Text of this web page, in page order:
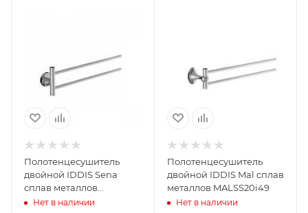
Полотенцесушитель
двойной IDDIS Sena
сплав металлов
SENSS20i49
Нет в наличии
Полотенцесушитель
двойной IDDIS Mal сплав
металлов MALSS20i49
Нет в наличии